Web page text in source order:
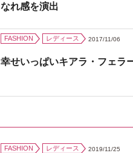
なれ感を演出
FASHION レディース 2017/11/06
幸せいっぱいキアラ・フェラ
FASHION レディース 2019/11/25